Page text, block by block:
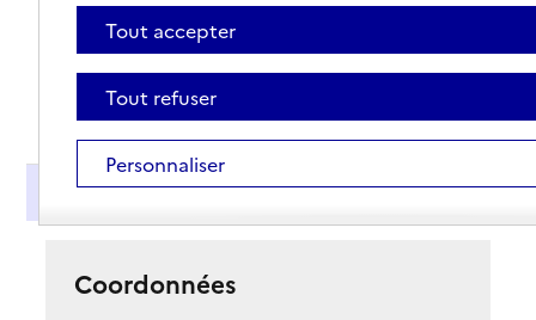
Présentation
Coordonnées
Tout accepter
Tout refuser
Personnaliser